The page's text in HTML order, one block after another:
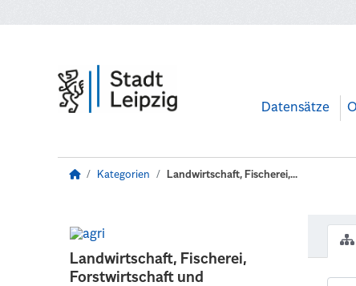
Datensätze
Kategorien Landwirtschaft, Fischerei,...
Landwirtschaft, Fischerei,
Forstwirtschaft und